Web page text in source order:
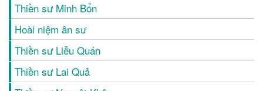
Thiền sư Minh Bổn
Hoài niệm ân sư
Thiền sư Liễu Quán
Thiền sư Lai Quả